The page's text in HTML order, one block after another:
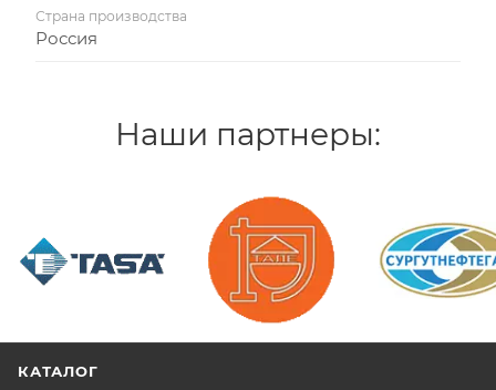
Страна производства
Россия
Наши партнеры:
КАТАЛОГ